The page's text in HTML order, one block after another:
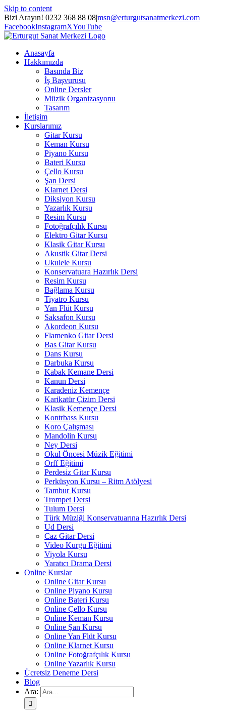
Skip to content
Bizi Arayın! 0232 368 88 08|msn@erturgutsanatmerkezi.com
FacebookInstagramXYouTube
Anasayfa
Hakkımızda
Basında Biz
İş Başvurusu
Online Dersler
Müzik Organizasyonu
Tasarım
İletişim
Kurslarımız
Gitar Kursu
Keman Kursu
Piyano Kursu
Bateri Kursu
Çello Kursu
Şan Dersi
Klarnet Dersi
Diksiyon Kursu
Yazarlık Kursu
Resim Kursu
Fotoğrafçılık Kursu
Elektro Gitar Kursu
Klasik Gitar Kursu
Akustik Gitar Dersi
Ukulele Kursu
Konservatuara Hazırlık Dersi
Resim Kursu
Bağlama Kursu
Tiyatro Kursu
Yan Flüt Kursu
Saksafon Kursu
Akordeon Kursu
Flamenko Gitar Dersi
Bas Gitar Kursu
Dans Kursu
Darbuka Kursu
Kabak Kemane Dersi
Kanun Dersi
Karadeniz Kemençe
Karikatür Çizim Dersi
Klasik Kemençe Dersi
Kontrbass Kursu
Koro Çalışması
Mandolin Kursu
Ney Dersi
Okul Öncesi Müzik Eğitimi
Orff Eğitimi
Perdesiz Gitar Kursu
Perküsyon Kursu – Ritm Atölyesi
Tambur Kursu
Trompet Dersi
Tulum Dersi
Türk Müziği Konservatuarına Hazırlık Dersi
Ud Dersi
Caz Gitar Dersi
Video Kurgu Eğitimi
Viyola Kursu
Yaratıcı Drama Dersi
Online Kurslar
Online Gitar Kursu
Online Piyano Kursu
Online Bateri Kursu
Online Çello Kursu
Online Keman Kursu
Online Şan Kursu
Online Yan Flüt Kursu
Online Klarnet Kursu
Online Fotoğrafçılık Kursu
Online Yazarlık Kursu
Ücretsiz Deneme Dersi
Blog
Ara: